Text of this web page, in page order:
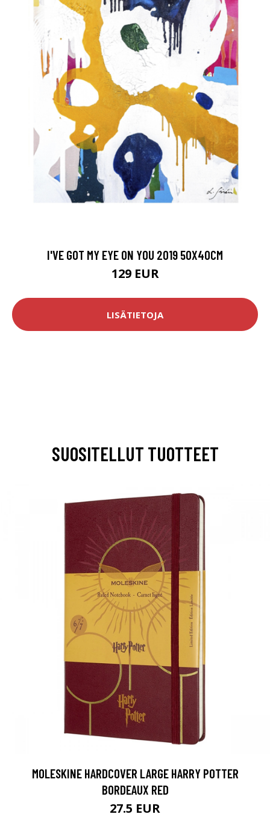
I'VE GOT MY EYE ON YOU 2019 50X40CM
129 EUR
LISÄTIETOJA
SUOSITELLUT TUOTTEET
MOLESKINE HARDCOVER LARGE HARRY POTTER
BORDEAUX RED
27.5 EUR